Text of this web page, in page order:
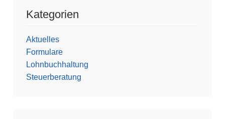
Kategorien
Aktuelles
Formulare
Lohnbuchhaltung
Steuerberatung